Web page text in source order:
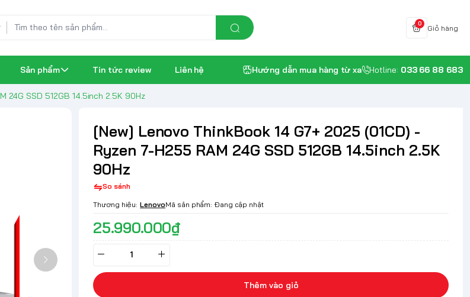
0
Giỏ hàng
Sản phẩm Tin tức review Liên hệ Hướng dẫn mua hàng từ xa Hotline: 033 66 88 683
24G SSD 512GB 14.5inch 2.5K 90Hz
[New] Lenovo ThinkBook 14 G7+ 2025 (01CD) -
Ryzen 7-H255 RAM 24G SSD 512GB 14.5inch 2.5K
90Hz
So sánh
Thương hiệu: LenovoMã sản phẩm: Đang cập nhật
25.990.000₫
Thêm vào giỏ